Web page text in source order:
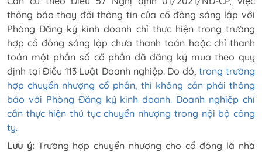
thông báo thay đổi thông tin của cổ đông sáng lập với
Phòng Đăng ký kinh doanh chỉ thực hiện trong trường
hợp cổ đông sáng lập chưa thanh toán hoặc chỉ thanh
toán một phần số cổ phần đã đăng ký mua theo quy
định tại Điều 113 Luật Doanh nghiệp. Do đó,trong trường
hợp chuyển nhượng cổ phần, thì không cần phải thông
báo với Phòng Đăng ký kinh doanh. Doanh nghiệp chỉ
cần thực hiện thủ tục chuyển nhượng trong nội bộ công
ty.
Lưu ý: Trường hợp chuyển nhượng cho cổ đông là nhà